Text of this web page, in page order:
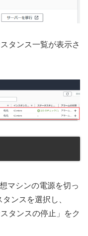
タンス一覧が表示さ
マシンの電源を切っ
ンスを選択し、
タンスの停止」をク